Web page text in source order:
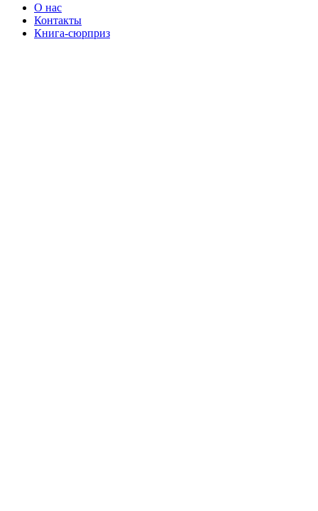
О нас
Контакты
Книга-сюрприз